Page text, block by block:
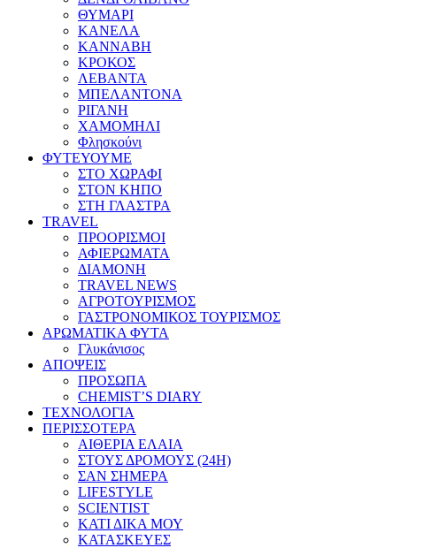
ΘΥΜΑΡΙ
ΚΑΝΕΛΑ
ΚΑΝΝΑΒΗ
ΚΡΟΚΟΣ
ΛΕΒΑΝΤΑ
ΜΠΕΛΑΝΤΟΝΑ
ΡΙΓΑΝΗ
ΧΑΜΟΜΗΛΙ
Φλησκούνι
ΦΥΤΕΥΟΥΜΕ
ΣΤΟ ΧΩΡΑΦΙ
ΣΤΟΝ ΚΗΠΟ
ΣΤΗ ΓΛΑΣΤΡΑ
TRAVEL
ΠΡΟΟΡΙΣΜΟΙ
ΑΦΙΕΡΩΜΑΤΑ
ΔΙΑΜΟΝΗ
TRAVEL NEWS
ΑΓΡΟΤΟΥΡΙΣΜΟΣ
ΓΑΣΤΡΟΝΟΜΙΚΟΣ ΤΟΥΡΙΣΜΟΣ
ΑΡΩΜΑΤΙΚΑ ΦΥΤΑ
Γλυκάνισος
ΑΠΟΨΕΙΣ
ΠΡΟΣΩΠΑ
CHEMIST’S DIARY
ΤΕΧΝΟΛΟΓΙΑ
ΠΕΡΙΣΣΟΤΕΡΑ
ΑΙΘΕΡΙΑ ΕΛΑΙΑ
ΣΤΟΥΣ ΔΡΟΜΟΥΣ (24H)
ΣΑΝ ΣΗΜΕΡΑ
LIFESTYLE
SCIENTIST
ΚΑΤΙ ΔΙΚΑ ΜΟΥ
ΚΑΤΑΣΚΕΥΕΣ